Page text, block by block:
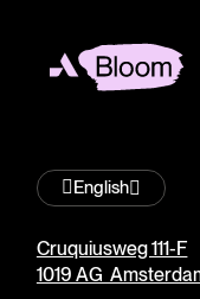
English
Cruquiusweg 111-F
1019 AG